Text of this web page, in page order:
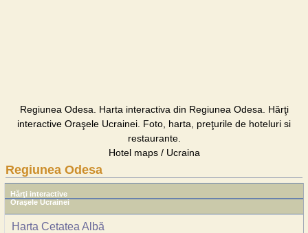
Regiunea Odesa. Harta interactiva din Regiunea Odesa. Hărţi
interactive Oraşele Ucrainei. Foto, harta, preţurile de hoteluri si
restaurante.
Hotel maps / Ucraina
Regiunea Odesa
Hărţi interactive
Oraşele Ucrainei
Harta Cetatea Albă